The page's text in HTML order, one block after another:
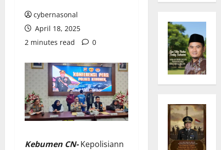
cybernasonal
April 18, 2025
2 minutes read
0
Kebumen CN- Kepolisiann